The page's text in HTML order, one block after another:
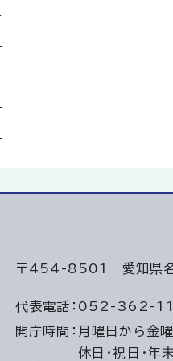
〒454-8501 愛知県
代表電話： 052-362-
開庁時間： 月曜日から金
休日・祝日・年